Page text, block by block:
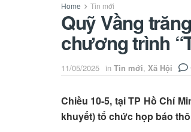
Home Tin mới
Quỹ Vầng
chương trình
11/05/2025 in Tin mới, Xã Hội
Chiều 10-5, tại TP Hồ Chí
khuyết) tổ chức họp báo